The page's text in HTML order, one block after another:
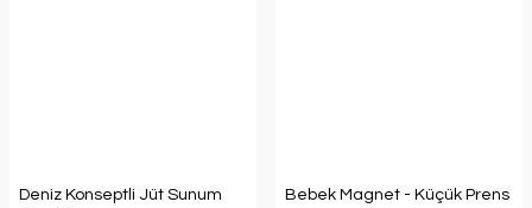
Deniz Konseptli Jüt Sunum
Bebek Magnet - Küçük Prens